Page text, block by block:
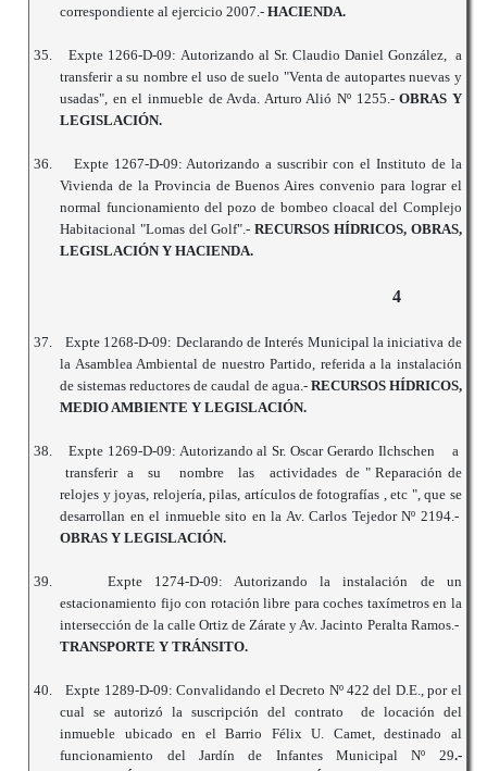
correspondiente al ejercicio 2007.-HACIENDA.
35.
Expte 1266-D-09: Autorizando al Sr. Claudio Daniel González, a
transferir a su nombre el uso de suelo "Venta de autopartes nuevas y
usadas", en el inmueble de Avda. Arturo Alió Nº 1255.-OBRAS Y
LEGISLACIÓN.
36.
Expte 1267-D-09: Autorizando a suscribir con el Instituto de la
Vivienda de la Provincia de Buenos Aires convenio para lograr el
normal funcionamiento del pozo de bombeo cloacal del Complejo
Habitacional "Lomas del Golf".-RECURSOS HÍDRICOS, OBRAS,
LEGISLACIÓN Y HACIENDA.
4
37.
Expte 1268-D-09: Declarando de Interés Municipal la iniciativa de
la Asamblea Ambiental de nuestro Partido, referida a la instalación
de sistemas reductores de caudal de agua.- RECURSOS HÍDRICOS,
MEDIO AMBIENTE Y LEGISLACIÓN.
38.
Expte 1269-D-09: Autorizando al Sr. Oscar Gerardo Ilchschen a
transferir a su nombre las actividades de " Reparación de
relojes y joyas, relojería, pilas, artículos de fotografías , etc ", que se
desarrollan en el inmueble sito en la Av. Carlos Tejedor Nº 2194.-
OBRAS Y LEGISLACIÓN.
39.
Expte 1274-D-09: Autorizando la instalación de un
estacionamiento fijo con rotación libre para coches taxímetros en la
intersección de la calle Ortiz de Zárate y Av. Jacinto Peralta Ramos.-
TRANSPORTE Y TRÁNSITO.
40.
Expte 1289-D-09: Convalidando el Decreto Nº 422 del D.E., por el
cual se autorizó la suscripción del contrato de locación del
inmueble ubicado en el Barrio Félix U. Camet, destinado al
funcionamiento del Jardín de Infantes Municipal Nº 29.-